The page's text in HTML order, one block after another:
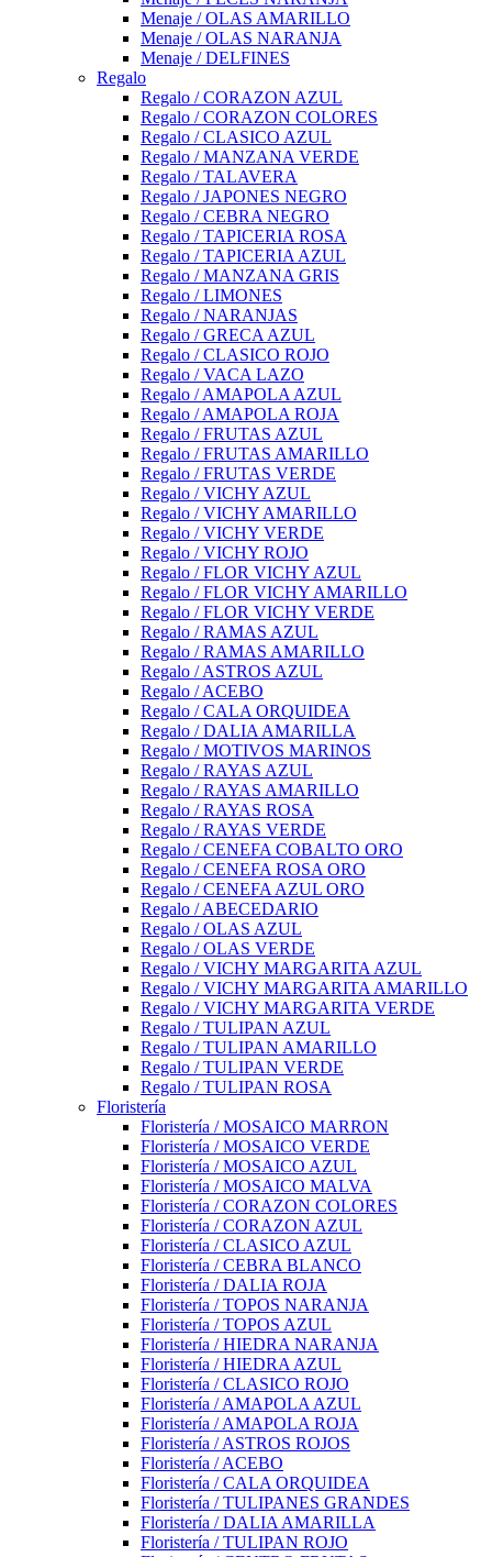
Menaje / OLAS AMARILLO
Menaje / OLAS NARANJA
Menaje / DELFINES
Regalo
Regalo / CORAZON AZUL
Regalo / CORAZON COLORES
Regalo / CLASICO AZUL
Regalo / MANZANA VERDE
Regalo / TALAVERA
Regalo / JAPONES NEGRO
Regalo / CEBRA NEGRO
Regalo / TAPICERIA ROSA
Regalo / TAPICERIA AZUL
Regalo / MANZANA GRIS
Regalo / LIMONES
Regalo / NARANJAS
Regalo / GRECA AZUL
Regalo / CLASICO ROJO
Regalo / VACA LAZO
Regalo / AMAPOLA AZUL
Regalo / AMAPOLA ROJA
Regalo / FRUTAS AZUL
Regalo / FRUTAS AMARILLO
Regalo / FRUTAS VERDE
Regalo / VICHY AZUL
Regalo / VICHY AMARILLO
Regalo / VICHY VERDE
Regalo / VICHY ROJO
Regalo / FLOR VICHY AZUL
Regalo / FLOR VICHY AMARILLO
Regalo / FLOR VICHY VERDE
Regalo / RAMAS AZUL
Regalo / RAMAS AMARILLO
Regalo / ASTROS AZUL
Regalo / ACEBO
Regalo / CALA ORQUIDEA
Regalo / DALIA AMARILLA
Regalo / MOTIVOS MARINOS
Regalo / RAYAS AZUL
Regalo / RAYAS AMARILLO
Regalo / RAYAS ROSA
Regalo / RAYAS VERDE
Regalo / CENEFA COBALTO ORO
Regalo / CENEFA ROSA ORO
Regalo / CENEFA AZUL ORO
Regalo / ABECEDARIO
Regalo / OLAS AZUL
Regalo / OLAS VERDE
Regalo / VICHY MARGARITA AZUL
Regalo / VICHY MARGARITA AMARILLO
Regalo / VICHY MARGARITA VERDE
Regalo / TULIPAN AZUL
Regalo / TULIPAN AMARILLO
Regalo / TULIPAN VERDE
Regalo / TULIPAN ROSA
Floristería
Floristería / MOSAICO MARRON
Floristería / MOSAICO VERDE
Floristería / MOSAICO AZUL
Floristería / MOSAICO MALVA
Floristería / CORAZON COLORES
Floristería / CORAZON AZUL
Floristería / CLASICO AZUL
Floristería / CEBRA BLANCO
Floristería / DALIA ROJA
Floristería / TOPOS NARANJA
Floristería / TOPOS AZUL
Floristería / HIEDRA NARANJA
Floristería / HIEDRA AZUL
Floristería / CLASICO ROJO
Floristería / AMAPOLA AZUL
Floristería / AMAPOLA ROJA
Floristería / ASTROS ROJOS
Floristería / ACEBO
Floristería / CALA ORQUIDEA
Floristería / TULIPANES GRANDES
Floristería / DALIA AMARILLA
Floristería / TULIPAN ROJO